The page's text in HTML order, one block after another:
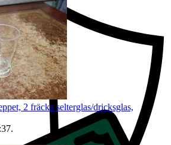
2 fräcka selterglas/dricksglas,
.